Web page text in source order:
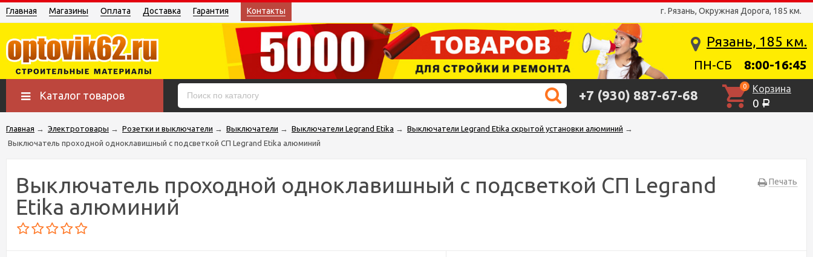
г. Рязань, Окружная Дорога, 185 км.
Главная Магазины Оплата Доставка Гарантия Контакты
Рязань, 185 км.
ПН-СБ 8:00-16:45
Каталог товаров +7 (930) 887-67-68
0 Корзина
0 Р
Главная → Электротовары → Розетки и выключатели → Выключатели → Выключатели Legrand Etika → Выключатели Legrand Etika скрытой установки алюминий →
Выключатель проходной одноклавишный с подсветкой СП Legrand Etika алюминий
Печать
Выключатель проходной одноклавишный с подсветкой СП Legrand
Etika алюминий